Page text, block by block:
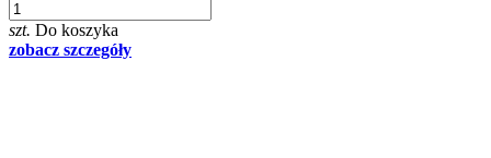
szt. Do koszyka
zobacz szczegóły